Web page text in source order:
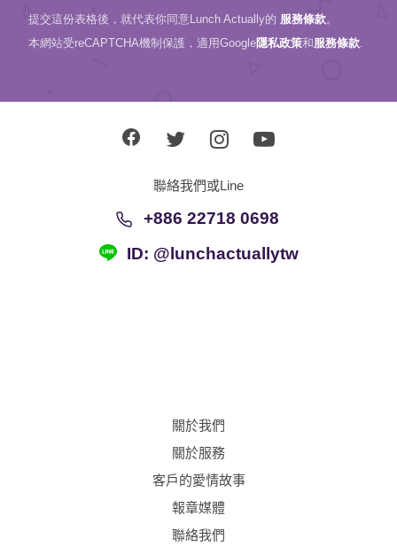
提交這份表格後，就代表你同意Lunch Actually的 服務條款。
本網站受reCAPTCHA機制保護，適用Google隱私政策和服務條款.
聯絡我們或Line
+886 22718 0698
ID: @lunchactuallytw
關於我們
關於服務
客戶的愛情故事
報章媒體
聯絡我們